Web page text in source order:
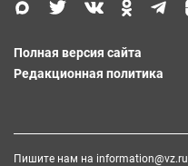
Полная версия сайта
Редакционная политика
Пишите нам на information@vz.ru